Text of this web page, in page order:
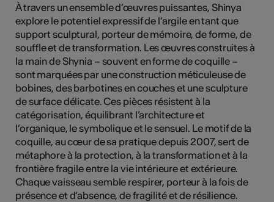
À travers un ensemble d’œuvres puissantes, Shinya
explore le potentiel expressif de l’argile en tant que
support sculptural, porteur de mémoire, de forme, de
souffle et de transformation. Les œuvres construites à
la main de Shynia – souvent en forme de coquille –
sont marquées par une construction méticuleuse de
bobines, des barbotines en couches et une sculpture
de surface délicate. Ces pièces résistent à la
catégorisation, équilibrant l’architecture et
l’organique, le symbolique et le sensuel. Le motif de la
coquille, au cœur de sa pratique depuis 2007, sert de
métaphore à la protection, à la transformation et à la
frontière fragile entre la vie intérieure et extérieure.
Chaque vaisseau semble respirer, porteur à la fois de
présence et d’absence, de fragilité et de résilience.